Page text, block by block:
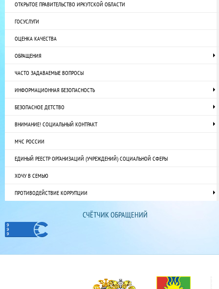
ОТКРЫТОЕ ПРАВИТЕЛЬСТВО ИРКУТСКОЙ ОБЛАСТИ
ГОСУСЛУГИ
ОЦЕНКА КАЧЕСТВА
ОБРАЩЕНИЯ
ЧАСТО ЗАДАВАЕМЫЕ ВОПРОСЫ
ИНФОРМАЦИОННАЯ БЕЗОПАСНОСТЬ
БЕЗОПАСНОЕ ДЕТСТВО
ВНИМАНИЕ! СОЦИАЛЬНЫЙ КОНТРАКТ
МЧС РОССИИ
ЕДИНЫЙ РЕЕСТР ОРГАНИЗАЦИЙ (УЧРЕЖДЕНИЙ) СОЦИАЛЬНОЙ СФЕРЫ
ХОЧУ В СЕМЬЮ
ПРОТИВОДЕЙСТВИЕ КОРРУПЦИИ
СЧЁТЧИК ОБРАЩЕНИЙ